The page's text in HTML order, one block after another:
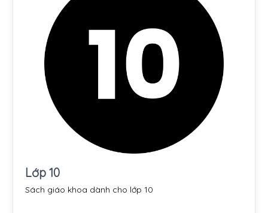
Lớp 10
Sách giáo khoa dành cho lớp 10